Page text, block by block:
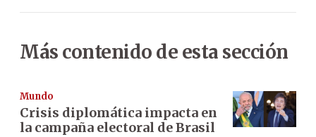
Más contenido de esta sección
Mundo
Crisis diplomática impacta en
la campaña electoral de Brasil